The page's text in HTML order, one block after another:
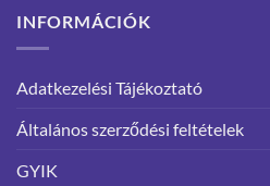
INFORMÁCIÓK
Adatkezelési Tájékoztató
Általános szerződési feltételek
GYIK